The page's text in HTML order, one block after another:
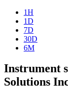
1H
1D
7D
30D
6M
Instrument
Solutions